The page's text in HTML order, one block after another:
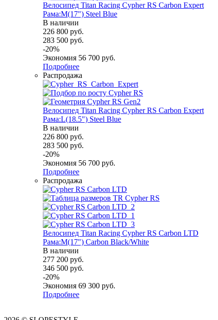
Велосипед Titan Racing Cypher RS Carbon Expert
Рама:M(17") Steel Blue
В наличии
226 800 руб.
283 500 руб.
-20%
Экономия 56 700 руб.
Подробнее
Распродажа
Велосипед Titan Racing Cypher RS Carbon Expert
Рама:L(18.5") Steel Blue
В наличии
226 800 руб.
283 500 руб.
-20%
Экономия 56 700 руб.
Подробнее
Распродажа
Велосипед Titan Racing Cypher RS Carbon LTD
Рама:M(17") Carbon Black/White
В наличии
277 200 руб.
346 500 руб.
-20%
Экономия 69 300 руб.
Подробнее